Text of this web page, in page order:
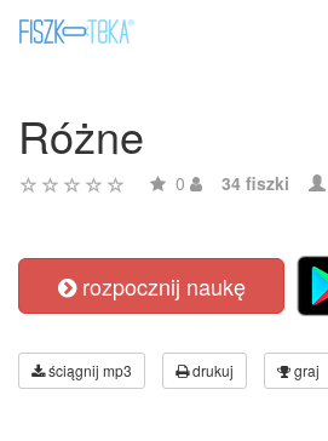
Różne
0 34 fiszki
rozpocznij naukę
ściągnij mp3 drukuj graj